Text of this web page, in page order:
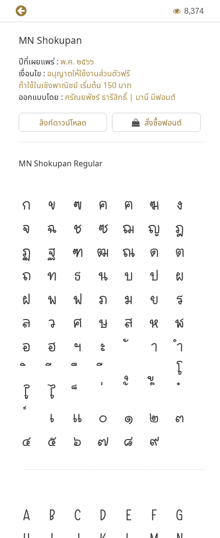
8,374
MN Shokupan
ปีที่เผยแพร่ : พ.ศ. ๒๕๖๖
เงื่อนไข : อนุญาตให้ใช้งานส่วนตัวฟรี
ถ้าใช้ในเชิงพาณิชย์ เริ่มต้น 150 บาท
ออกแบบโดย : ศรัณยพัชร์ ธารีสิทธิ์ | มานี มีฟอนต์
ลิงก์ดาวน์โหลด สั่งซื้อฟอนต์
MN Shokupan Regular
ก ข ฃ ค ฅ ฆ
ง
จ
ฉ ช ซ ฌ ญ
ฎ
ฏ
ฐ ฑ ฒ ณ ด
ต
ถ
ท ธ น บ ป
ผ
ฝ
พ ฟ ภ ม ย
ร
ล
ว ศ ษ ส ห
ฬ
อ
ฮ ฯ ะ า
ำ
โ
ใ
ไ
เ
แ ๐ ๑ ๒
๓
๔
๕ ๖ ๗ ๘ ๙
A B C D E F
G